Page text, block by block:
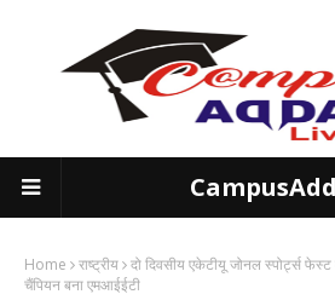
Home राष्ट्रीय दो दिवसीय एकेटीयू जोनल स्पोर्ट्स
चैंपियन बना एमआईईटी